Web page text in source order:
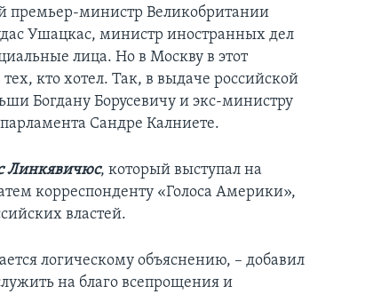
министр Великобритании
Ушацкас, министр иностранных дел
лица. Но в Москву в этот
кто хотел. Так, в выдаче российской
Богдану Борусевичу и экс-министру
Сандре Калниете.
Линкявичюс, который выступал на
корреспонденту «Голоса Америки»,
властей.
логическому объяснению, – добавил
на благо всепрощения и